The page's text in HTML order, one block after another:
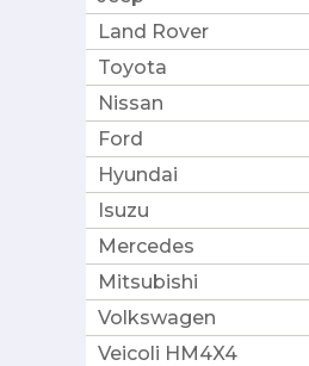
Land Rover
Toyota
Nissan
Ford
Hyundai
Isuzu
Mercedes
Mitsubishi
Volkswagen
Veicoli HM4X4